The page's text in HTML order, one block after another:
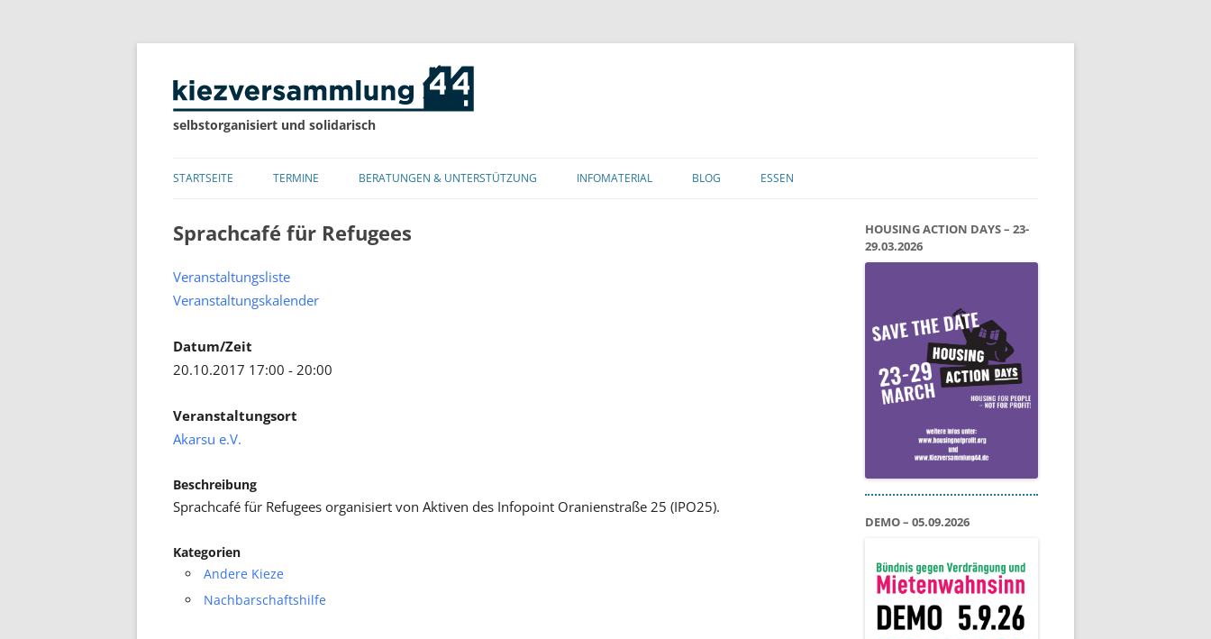
selbstorganisiert und solidarisch
Inhalt
STARTSEITE TERMINE BERATUNGEN & UNTERSTÜTZUNG INFOMATERIAL BLOG ESSEN
Sprachcafé für Refugees
Veranstaltungsliste
Veranstaltungskalender
Datum/Zeit
20.10.2017 17:00 - 20:00
Veranstaltungsort
Akarsu e.V.
Beschreibung
Sprachcafé für Refugees organisiert von Aktiven des Infopoint Oranienstraße 25 (IPO25).
Kategorien
Andere Kieze
Nachbarschaftshilfe
HOUSING ACTION DAYS – 23-
29.03.2026
DEMO – 05.09.2026